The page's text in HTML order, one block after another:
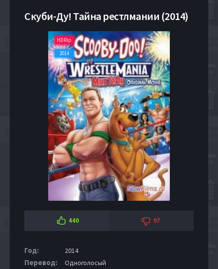
Скуби-Ду! Тайна рестлмании (2014)
HDRip
2014
440 97
Год: 2014
Перевод: Одноголосый